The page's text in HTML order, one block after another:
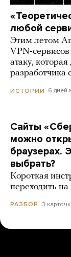
любой
Этим летом
VPN-
атаку,
разработчика
ИСТОРИИ 6 дней
Сайты
можно
браузерах.
выбрать?
Короткая
переходить
РАЗБОР 3